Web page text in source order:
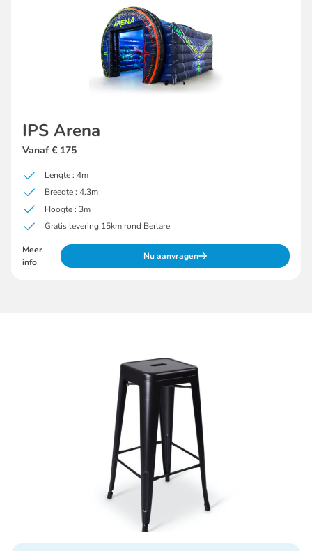
IPS Arena
Vanaf € 175
Lengte : 4m
Breedte : 4.3m
Hoogte : 3m
Gratis levering 15km rond Berlare
Meer
info
Nu aanvragen